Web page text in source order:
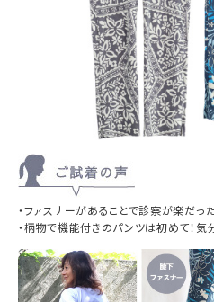
・ファスナーがあることで診察が楽だった
・柄物で機能付きのパンツは初めて！気